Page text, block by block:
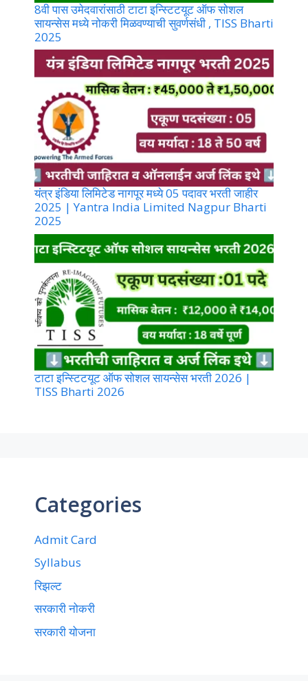
8वी पास उमेदवारांसाठी टाटा इन्स्टिटयूट ऑफ सोशल
सायन्सेस मध्ये नोकरी मिळवण्याची सुवर्णसंधी , TISS Bharti
2025
यंत्र इंडिया लिमिटेड नागपूर मध्ये 05 पदावर भरती जाहीर
2025 | Yantra India Limited Nagpur Bharti
2025
टाटा इन्स्टिटयूट ऑफ सोशल सायन्सेस भरती 2026 |
TISS Bharti 2026
Categories
Admit Card
Syllabus
रिझल्ट
सरकारी नोकरी
सरकारी योजना